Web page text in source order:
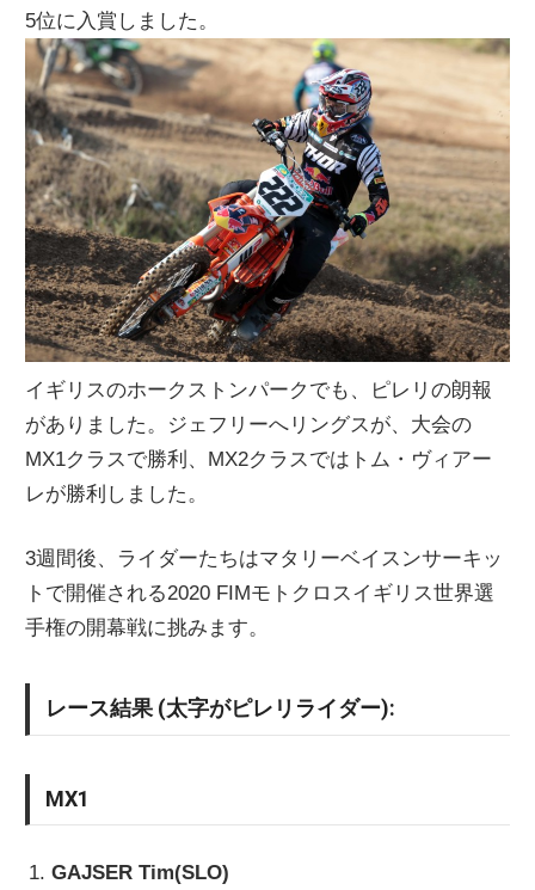
5位に入賞しました。
イギリスのホークストンパークでも、ピレリの朗報
がありました。ジェフリーへリングスが、大会の
MX1クラスで勝利、MX2クラスではトム・ヴィアー
レが勝利しました。
3週間後、ライダーたちはマタリーベイスンサーキッ
トで開催される2020 FIMモトクロスイギリス世界選
手権の開幕戦に挑みます。
レース結果 (太字がピレリライダー):
MX1
GAJSER Tim(SLO)